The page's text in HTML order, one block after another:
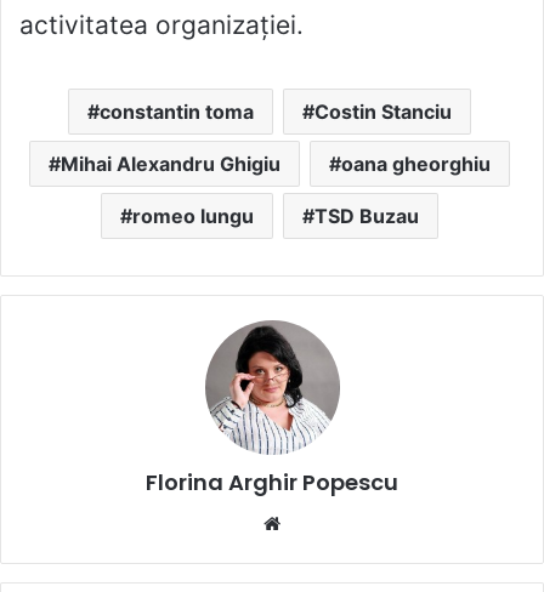
activitatea organizației.
constantin toma Costin Stanciu
Mihai Alexandru Ghigiu oana gheorghiu
romeo lungu TSD Buzau
Florina Arghir Popescu